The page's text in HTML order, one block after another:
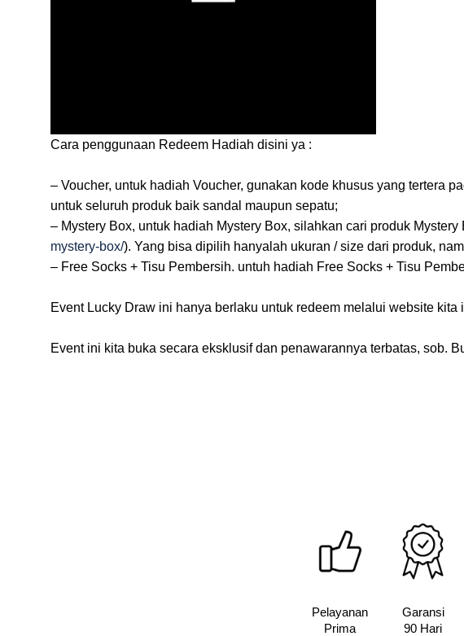
Cara penggunaan Redeem Hadiah disini ya :
– Voucher, untuk hadiah Voucher, gunakan kode khusus yang tertera
untuk seluruh produk baik sandal maupun sepatu;
– Mystery Box, untuk hadiah Mystery Box, silahkan cari produk
mystery-box/). Yang bisa dipilih hanyalah ukuran / size dari produk,
– Free Socks + Tisu Pembersih. untuh hadiah Free Socks + Tisu
Event Lucky Draw ini hanya berlaku untuk redeem melalui website kita
Event ini kita buka secara eksklusif dan penawarannya terbatas, sob.
Pelayanan
Prima
Garansi
90 Hari